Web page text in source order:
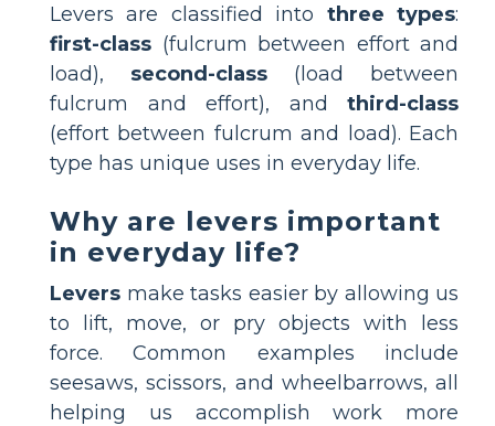
Levers are classified into three types:
first-class (fulcrum between effort and
load), second-class (load between
fulcrum and effort), and third-class
(effort between fulcrum and load). Each
type has unique uses in everyday life.
Why are levers important
in everyday life?
Levers make tasks easier by allowing us
to lift, move, or pry objects with less
force. Common examples include
seesaws, scissors, and wheelbarrows, all
helping us accomplish work more